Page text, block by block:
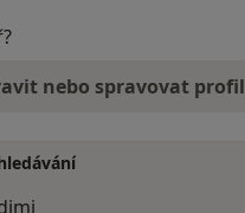
nebo spravovat profil